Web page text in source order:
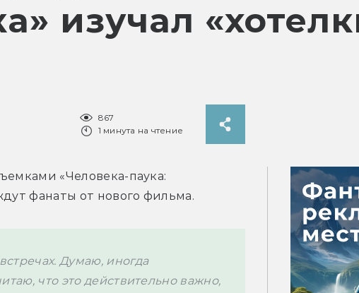
изучал
867
1 минута на чтение
«Человека-паука:
фанаты от нового фильма.
Думаю, иногда
что это действительно важно,